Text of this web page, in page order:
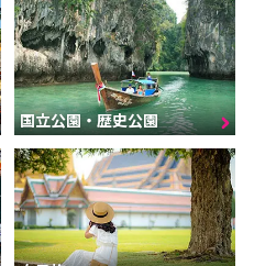
国立公園・歴史公園